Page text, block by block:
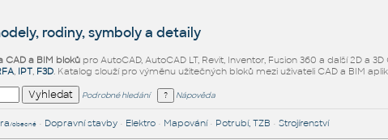
rodiny, symboly a detaily
CAD a BIM blokůpro AutoCAD, AutoCAD LT, Revit, Inventor, Fusion 360 a další 2D a
, IPT, F3D. Katalog slouží pro výměnu užitečných bloků mezi uživateli CAD a BIM
Podrobné hledání Nápověda
/obecné• Dopravní stavby• Elektro• Mapování• Potrubí, TZB • Strojírenství